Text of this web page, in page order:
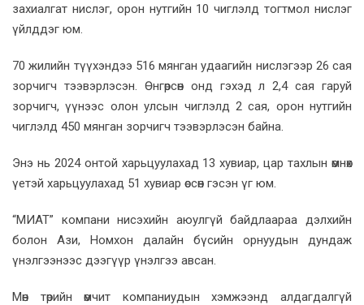
захиалгат нислэг, орон нутгийн 10 чиглэлд тогтмол нислэг
үйлддэг юм.
70 жилийн түүхэндээ 516 мянган удаагийн нислэгээр 26 сая
зорчигч тээвэрлэсэн. Өнгөрсөн онд гэхэд л 2,4 сая гаруй
зорчигч, үүнээс олон улсын чиглэлд 2 сая, орон нутгийн
чиглэлд 450 мянган зорчигч тээвэрлэсэн байна.
Энэ нь 2024 онтой харьцуулахад 13 хувиар, цар тахлын өмнөх
үетэй харьцуулахад 51 хувиар өссөн гэсэн үг юм.
“МИАТ” компани нисэхийн аюулгүй байдлаараа дэлхийн
болон Ази, Номхон далайн бүсийн орнуудын дундаж
үнэлгээнээс дээгүүр үнэлгээ авсан.
Мөн төрийн өмчит компаниудын хэмжээнд алдагдалгүй